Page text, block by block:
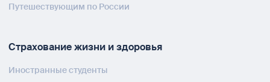
Путешествующим по России
Страхование жизни и здоровья
Иностранные студенты